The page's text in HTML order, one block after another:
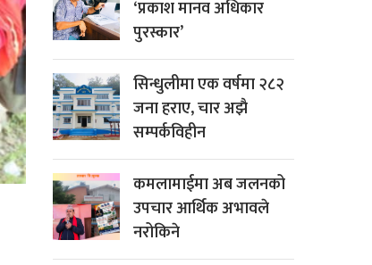
‘प्रकाश मानव अधिकार
पुरस्कार’
सिन्धुलीमा एक वर्षमा २८२
जना हराए, चार अझै
सम्पर्कविहीन
कमलामाईमा अब जलनको
उपचार आर्थिक अभावले
नरोकिने